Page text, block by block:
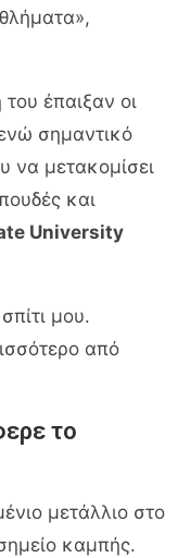
του έπαιξαν οι
σημαντικό
να μετακομίσει
και
University
μου.
από
το
μετάλλιο στο
καμπής.